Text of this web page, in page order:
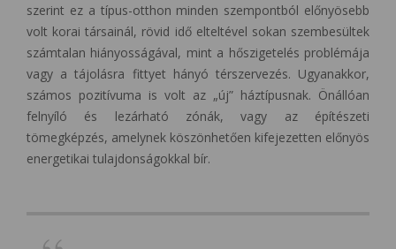
szerint ez a típus-otthon minden szempontból előnyösebb
volt korai társainál, rövid idő elteltével sokan szembesültek
számtalan hiányosságával, mint a hőszigetelés problémája
vagy a tájolásra fittyet hányó térszervezés. Ugyanakkor,
számos pozitívuma is volt az „új” háztípusnak. Önállóan
felnyíló és lezárható zónák, vagy az építészeti
tömegképzés, amelynek köszönhetően kifejezetten előnyös
energetikai tulajdonságokkal bír.